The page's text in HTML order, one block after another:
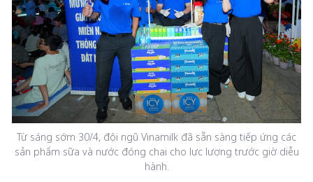
Từ sáng sớm 30/4, đội ngũ Vinamilk đã sẵn sàng tiếp ứng các
sản phẩm sữa và nước đóng chai cho lực lượng trước giờ diễu
hành.